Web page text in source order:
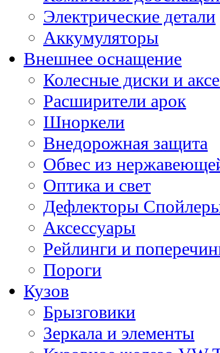
Электрические детали
Аккумуляторы
Внешнее оснащение
Колесные диски и
Расширители арок
Шноркели
Внедорожная защита
Обвес из
Оптика и свет
Дефлекторы
Аксессуары
Рейлинги и
Пороги
Кузов
Брызговики
Зеркала и элементы